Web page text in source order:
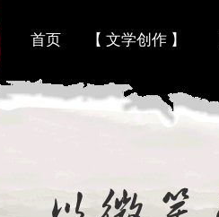
首页 【 文学创作 】